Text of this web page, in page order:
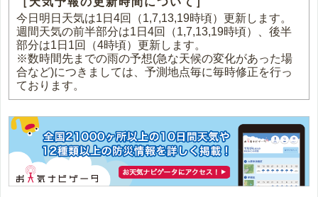
今日明日天気は1日4回（1,7,13,19時頃）更新します。
週間天気の前半部分は1日4回（1,7,13,19時頃）、後半
部分は1日1回（4時頃）更新します。
※数時間先までの雨の予想(急な天候の変化があった場
合など)につきましては、予測地点毎に毎時修正を行っ
ております。